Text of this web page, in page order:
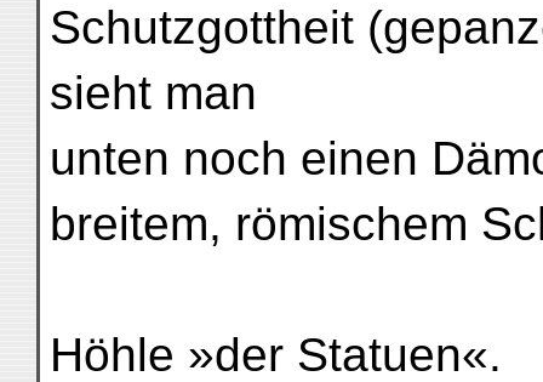
Schutzgottheit
sieht man
unten noch einen
breitem, römischem
Höhle »der Statuen«.